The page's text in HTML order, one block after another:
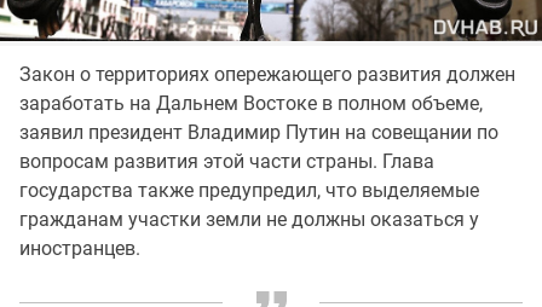
Закон о территориях опережающего развития должен
заработать на Дальнем Востоке в полном объеме,
заявил президент Владимир Путин на совещании по
вопросам развития этой части страны. Глава
государства также предупредил, что выделяемые
гражданам участки земли не должны оказаться у
иностранцев.